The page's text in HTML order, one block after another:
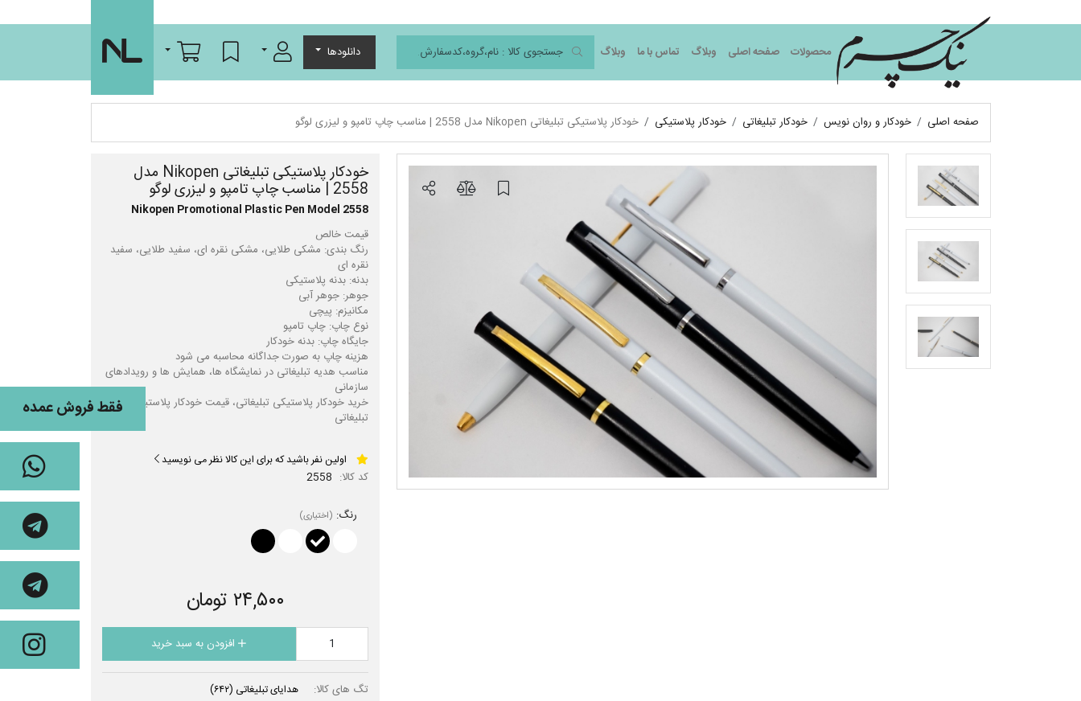
نیک چرم
محصولات
صفحه اصلی وبلاگ تماس با ما وبلاگ دانلودها ورود/عضویتلیست مورد علاقه
سبد خرید
صفحه اصلی خودکار و روان نویس خودکار تبلیغاتی خودکار پلاستیکی خودکار پلاستیکی تبلیغاتی Nikopen مدل 2558 | مناسب چاپ تامپو و لیزری لوگو
خودکار پلاستیکی تبلیغاتی Nikopen مدل
2558 | مناسب چاپ تامپو و لیزری لوگو
Nikopen Promotional Plastic Pen Model 2558
رنگ بندی: مشکی طلایی، مشکی نقره ای، سفید طلایی، سفید
مناسب هدیه تبلیغاتی در نمایشگاه ها، همایش ها و رویدادهای
خرید خودکار پلاستیکی تبلیغاتی، قیمت خودکار پلاستیکی
تبلیغاتی
اولین نفر باشید که برای این کالا نظر می نویسید
کد کالا: 2558
رنگ: (اختیاری)
۲۴,۵۰۰ تومان
افزودن به سبد خرید
تگ های کالا: هدایای تبلیغاتی (۶۴۲)
فقط فروش عمده